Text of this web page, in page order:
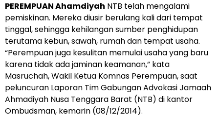
PEREMPUAN Ahamdiyah NTB telah mengalami
pemiskinan. Mereka diusir berulang kali dari tempat
tinggal, sehingga kehilangan sumber penghidupan
terutama kebun, sawah, rumah dan tempat usaha.
“Perempuan juga kesulitan memulai usaha yang baru
karena tidak ada jaminan keamanan,” kata
Masruchah, Wakil Ketua Komnas Perempuan, saat
peluncuran Laporan Tim Gabungan Advokasi Jamaah
Ahmadiyah Nusa Tenggara Barat (NTB) di kantor
Ombudsman, kemarin (08/12/2014).